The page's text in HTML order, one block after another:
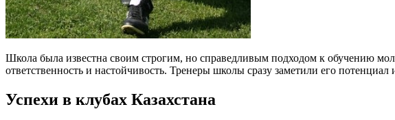
Школа была известна своим строгим, но справедливым подходом к обучению
ответственность и настойчивость. Тренеры школы сразу заметили его
Успехи в клубах Казахстана